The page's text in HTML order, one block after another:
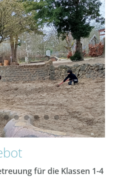
für die Klassen 1-4